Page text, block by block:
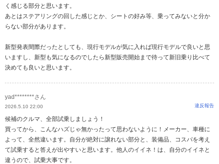
く感じる部分と思います。
あとはステアリングの回した感じとか、シートの好み等、乗ってみないと分か
らない部分があります。
新型発表間際だったとしても、現行モデルが気に入れば現行モデルで良いと思
いますし、新型も気になるのでしたら新型販売開始まで待って新旧乗り比べて
決めても良いと思います。
yad********さん
2026.5.10 22:00 違反報告
候補のクルマ、全部試乗しましょう！
買ってから、こんなハズじゃ無かったって思わないように！メーカー、車種に
よって、全然違います。自分が絶対に譲れない部分と、装備品、コスパを考え
て試乗すると答えが出やすいと思います。他人のイイネ！は、自分のイイネと
違うので、試乗大事です。